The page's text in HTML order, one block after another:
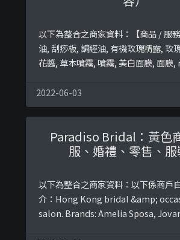
以下為整合之商家資料：【商品 / 服
油, 刮痧板, 調經油, 有機玫瑰精露, 玫
花醬, 草本噴霧, 噴霧, 美白面膜, ​​面膜,
面部護理, 面部療程, 花露終極黃藍地
店所持的立場表態給出具體原因。
2022-06-03
Paradiso Bridal：黃色
服、婚禮、零售、服
以下為整合之商家資料：以下係商戶
介：Hong Kong bridal &amp;
salon. Brands: Amelia Sposa,